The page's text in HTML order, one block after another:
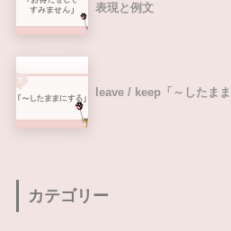
表現と例文
leave / keep「～したま
カテゴリー